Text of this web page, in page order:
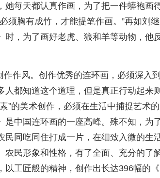
她每天都认真作画，为了把一件蟒袍画
须胸有成竹，才能提笔作画。”再如刘
时，为了画好老虎、狼和羊等动物，他
作作风。创作优秀的连环画，必须深入
人都知道这个道理，但是真正行动起来
”的美术创作，必须在生活中捕捉艺术
是中国连环画的一座高峰。殊不知，为
民同吃同住打成一片，在细致入微的生
农民形象和性格，有了全面、充分的了
以工匠般的精神，创作出长达396幅的《